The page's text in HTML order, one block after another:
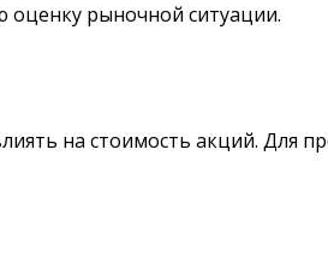
оценку рыночной ситуации.
на стоимость акций. Для